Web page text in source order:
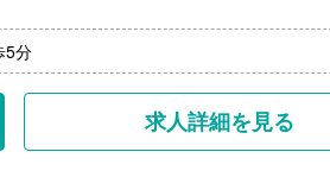
5分
求人詳細を見る